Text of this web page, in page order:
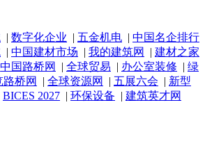
| 数字化企业 | 五金机电 | 中国名企排行
| 中国建材市场 | 我的建筑网 | 建材之家
中国路桥网 | 全球贸易 | 办公室装修 | 绿
路桥网 | 全球资源网 | 五展六会 | 新型
BICES 2027 | 环保设备 | 建筑英才网